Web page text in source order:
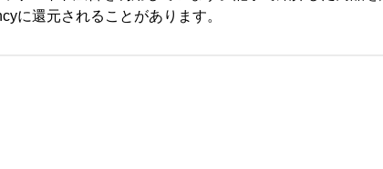
に還元されることがあります。